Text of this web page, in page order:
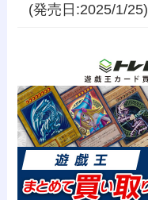
(発売日:2025/1/25)